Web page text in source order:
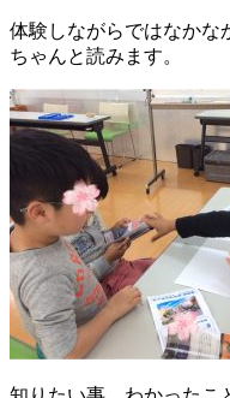
体験しながらではなかな
ちゃんと読みます。